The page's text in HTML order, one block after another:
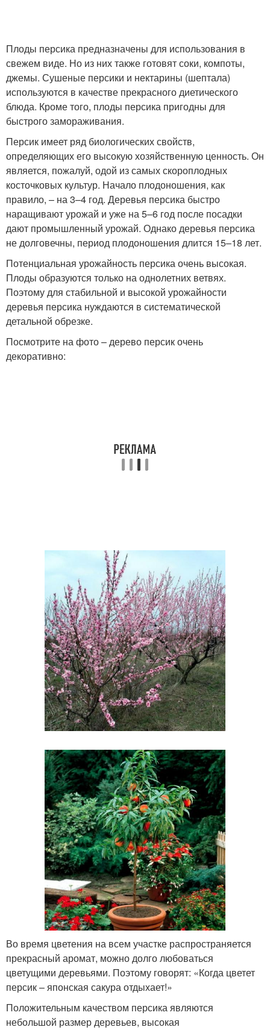
Плоды персика предназначены для использования в
свежем виде. Но из них также готовят соки, компоты,
джемы. Сушеные персики и нектарины (шептала)
используются в качестве прекрасного диетического
блюда. Кроме того, плоды персика пригодны для
быстрого замораживания.
Персик имеет ряд биологических свойств,
определяющих его высокую хозяйственную ценность. Он
является, пожалуй, одой из самых скороплодных
косточковых культур. Начало плодоношения, как
правило, – на 3–4 год. Деревья персика быстро
наращивают урожай и уже на 5–6 год после посадки
дают промышленный урожай. Однако деревья персика
не долговечны, период плодоношения длится 15–18 лет.
Потенциальная урожайность персика очень высокая.
Плоды образуются только на однолетних ветвях.
Поэтому для стабильной и высокой урожайности
деревья персика нуждаются в систематической
детальной обрезке.
Посмотрите на фото – дерево персик очень
декоративно:
Во время цветения на всем участке распространяется
прекрасный аромат, можно долго любоваться
цветущими деревьями. Поэтому говорят: «Когда цветет
персик – японская сакура отдыхает!»
Положительным качеством персика являются
небольшой размер деревьев, высокая